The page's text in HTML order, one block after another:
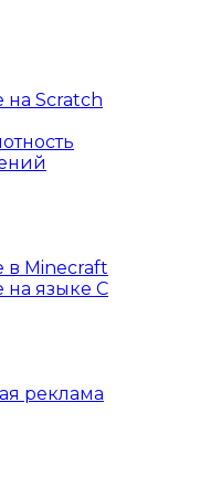
Scratch
Minecraft
языке C
реклама